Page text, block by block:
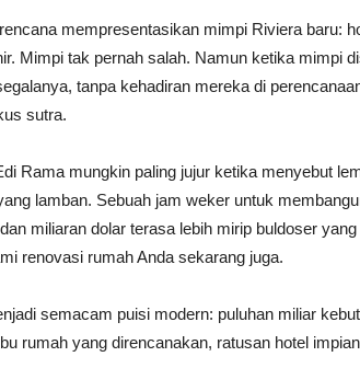
mempresentasikan mimpi Riviera baru:
Mimpi tak pernah salah. Namun ketika mimpi
tanpa kehadiran mereka di
sutra.
Rama mungkin paling jujur ketika menyebut
lamban. Sebuah jam weker untuk
miliaran dolar terasa lebih mirip buldoser
renovasi rumah Anda sekarang juga.
semacam puisi modern: puluhan miliar
rumah yang direncanakan, ratusan hotel